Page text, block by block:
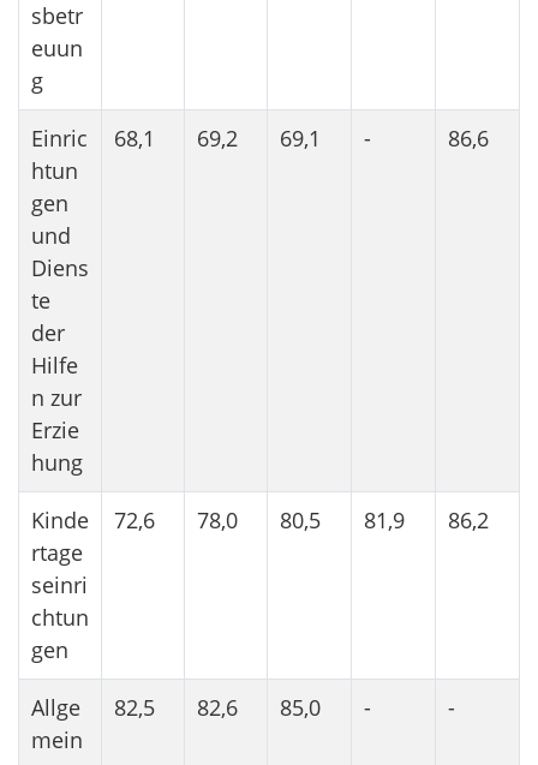
sbetr
euun
g
Einric
htun
gen
und
Diens
te
der
Hilfe
n zur
Erzie
hung
68,1 69,2 69,1 - 86,6
Kinde
rtage
seinri
chtun
gen
72,6 78,0 80,5 81,9 86,2
Allge
mein
82,5 82,6 85,0 - -